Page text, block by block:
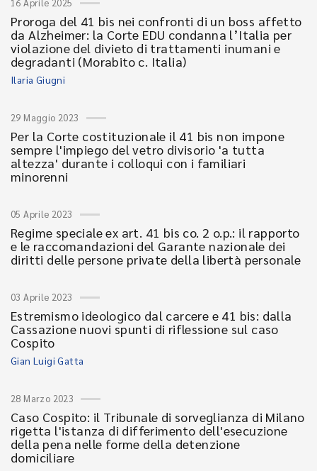
16 Aprile 2025
Proroga del 41 bis nei confronti di un boss affetto
da Alzheimer: la Corte EDU condanna l’Italia per
violazione del divieto di trattamenti inumani e
degradanti (Morabito c. Italia)
Ilaria Giugni
29 Maggio 2023
Per la Corte costituzionale il 41 bis non impone
sempre l'impiego del vetro divisorio 'a tutta
altezza' durante i colloqui con i familiari
minorenni
05 Aprile 2023
Regime speciale ex art. 41 bis co. 2 o.p.: il rapporto
e le raccomandazioni del Garante nazionale dei
diritti delle persone private della libertà personale
03 Aprile 2023
Estremismo ideologico dal carcere e 41 bis: dalla
Cassazione nuovi spunti di riflessione sul caso
Cospito
Gian Luigi Gatta
28 Marzo 2023
Caso Cospito: il Tribunale di sorveglianza di Milano
rigetta l'istanza di differimento dell'esecuzione
della pena nelle forme della detenzione
domiciliare